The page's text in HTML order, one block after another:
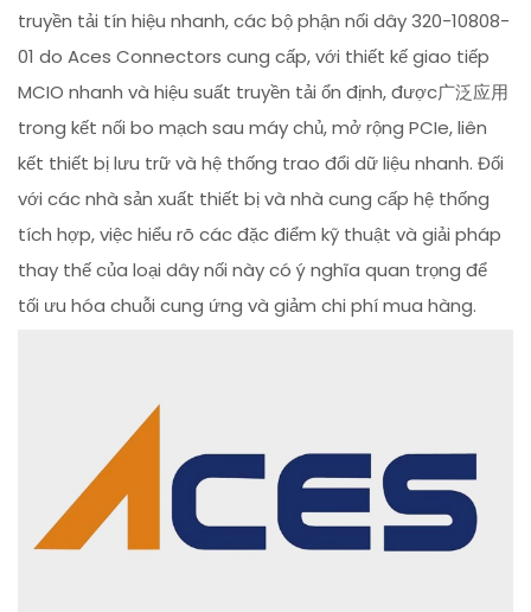
truyền tải tín hiệu nhanh, các bộ phận nối dây 320-10808-
01 do Aces Connectors cung cấp, với thiết kế giao tiếp
MCIO nhanh và hiệu suất truyền tải ổn định, được广泛应用
trong kết nối bo mạch sau máy chủ, mở rộng PCIe, liên
kết thiết bị lưu trữ và hệ thống trao đổi dữ liệu nhanh. Đối
với các nhà sản xuất thiết bị và nhà cung cấp hệ thống
tích hợp, việc hiểu rõ các đặc điểm kỹ thuật và giải pháp
thay thế của loại dây nối này có ý nghĩa quan trọng để
tối ưu hóa chuỗi cung ứng và giảm chi phí mua hàng.